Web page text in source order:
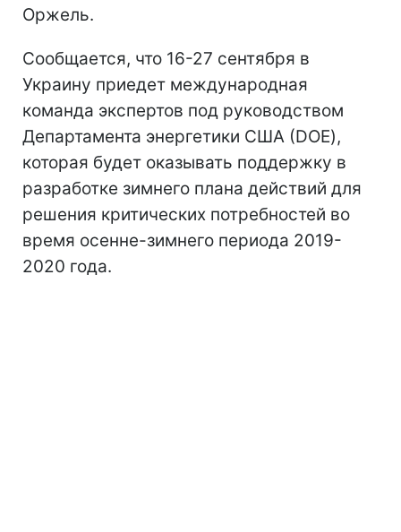
Оржель.
Сообщается, что 16-27 сентября в
Украину приедет международная
команда экспертов под руководством
Департамента энергетики США (DOE),
которая будет оказывать поддержку в
разработке зимнего плана действий для
решения критических потребностей во
время осенне-зимнего периода 2019-
2020 года.